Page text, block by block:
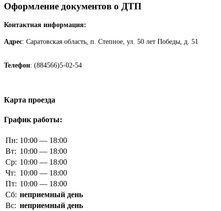
Оформление документов о ДТП
Контактная информация:
Адрес: Саратовская область, п. Степное, ул. 50 лет Победы, д. 51
Телефон: (884566)5-02-54
Карта проезда
График работы:
Пн: 10:00 — 18:00
Вт: 10:00 — 18:00
Ср: 10:00 — 18:00
Чт: 10:00 — 18:00
Пт: 10:00 — 18:00
Сб: неприемный день
Вс: неприемный день